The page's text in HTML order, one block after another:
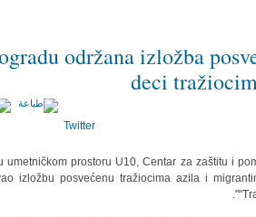
održana izložba
deci
Twitter
umetničkom prostoru U10, Centar za zaštitu i
izložbu posvećenu tražiocima azila i